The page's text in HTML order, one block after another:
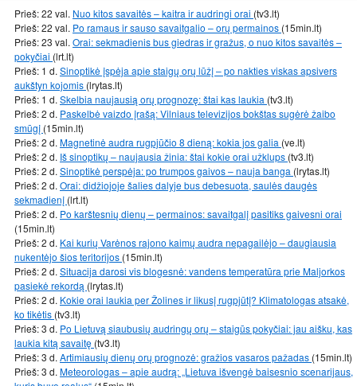
Prieš: 22 val. Nuo kitos savaitės – kaitra ir audringi orai (tv3.lt)
Prieš: 22 val. Po ramaus ir sauso savaitgalio – orų permainos (15min.lt)
Prieš: 23 val. Orai: sekmadienis bus giedras ir gražus, o nuo kitos savaitės –
pokyčiai (lrt.lt)
Prieš: 1 d. Sinoptikė įspėja apie staigų orų lūžį – po nakties viskas apsivers
aukštyn kojomis (lrytas.lt)
Prieš: 1 d. Skelbia naujausią orų prognozę: štai kas laukia (tv3.lt)
Prieš: 2 d. Paskelbė vaizdo įrašą: Vilniaus televizijos bokštas sugėrė žaibo
smūgį (15min.lt)
Prieš: 2 d. Magnetinė audra rugpjūčio 8 dieną: kokia jos galia (ve.lt)
Prieš: 2 d. Iš sinoptikų – naujausia žinia: štai kokie orai užklups (tv3.lt)
Prieš: 2 d. Sinoptikė perspėja: po trumpos gaivos – nauja banga (lrytas.lt)
Prieš: 2 d. Orai: didžiojoje šalies dalyje bus debesuota, saulės daugės
sekmadienį (lrt.lt)
Prieš: 2 d. Po karštesnių dienų – permainos: savaitgalį pasitiks gaivesni orai
(15min.lt)
Prieš: 2 d. Kai kurių Varėnos rajono kaimų audra nepagailėjo – daugiausia
nukentėjo šios teritorijos (15min.lt)
Prieš: 2 d. Situacija darosi vis blogesnė: vandens temperatūra prie Maljorkos
pasiekė rekordą (lrytas.lt)
Prieš: 2 d. Kokie orai laukia per Žolines ir likusį rugpjūtį? Klimatologas atsakė,
ko tikėtis (tv3.lt)
Prieš: 3 d. Po Lietuvą siaubusių audringų orų – staigūs pokyčiai: jau aišku, kas
laukia kitą savaitę (tv3.lt)
Prieš: 3 d. Artimiausių dienų orų prognozė: gražios vasaros pažadas (15min.lt)
Prieš: 3 d. Meteorologas – apie audrą: „Lietuva išvengė baisesnio scenarijaus,